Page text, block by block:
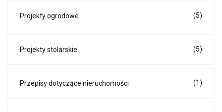
Projekty ogrodowe (5)
Projekty stolarskie (5)
Przepisy dotyczące nieruchomości (1)